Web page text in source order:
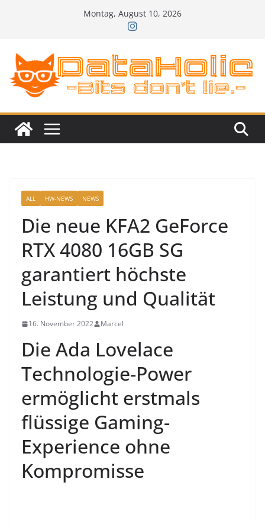
Montag, August 10, 2026
ALL HW-NEWS NEWS
Die neue KFA2 GeForce
RTX 4080 16GB SG
garantiert höchste
Leistung und Qualität
16. November 2022 Marcel
Die Ada Lovelace
Technologie-Power
ermöglicht erstmals
flüssige Gaming-
Experience ohne
Kompromisse